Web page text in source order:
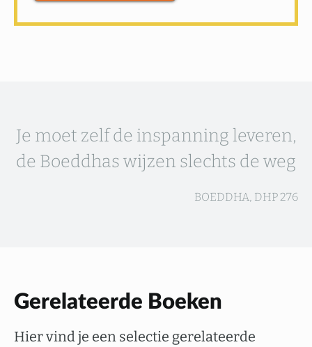
Je moet zelf de inspanning leveren,
de Boeddhas wijzen slechts de weg
BOEDDHA, DHP 276
Gerelateerde Boeken
Hier vind je een selectie gerelateerde